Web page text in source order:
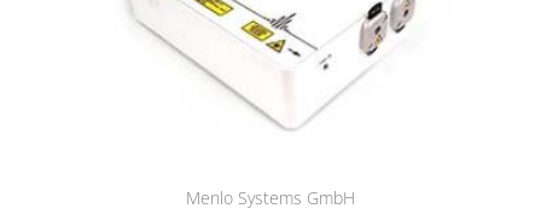
Menlo Systems GmbH